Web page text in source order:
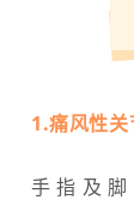
1.痛风性关
手指及